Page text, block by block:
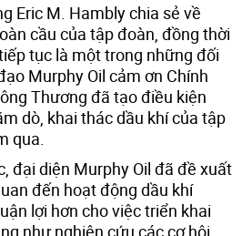
Eric M. Hambly chia sẻ về
cầu của tập đoàn, đồng thời
tục là một trong những đối
Murphy Oil cảm ơn Chính
Thương đã tạo điều kiện
dò, khai thác dầu khí của tập
qua.
đại diện Murphy Oil đã đề xuất
đến hoạt động dầu khí
lợi hơn cho việc triển khai
như nghiên cứu các cơ hội